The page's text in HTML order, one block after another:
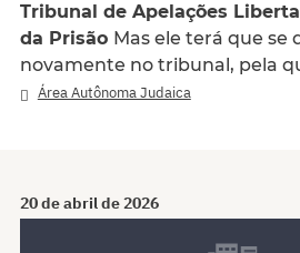
Tribunal de Apelações
da Prisão Mas ele terá que se
novamente no tribunal, pela
Área Autônoma Judaica
20 de abril de 2026